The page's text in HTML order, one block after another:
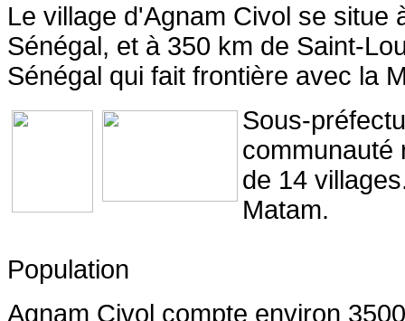
Le village d'Agnam Civol se situe
Sénégal, et à 350 km de Saint-
Sénégal qui fait frontière avec la
Sous-
communauté
de 14
Matam.
Population
Agnam Civol compte environ